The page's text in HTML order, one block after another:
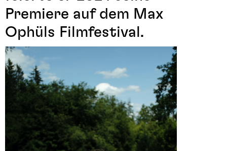
Premiere auf dem Max
Ophüls Filmfestival.